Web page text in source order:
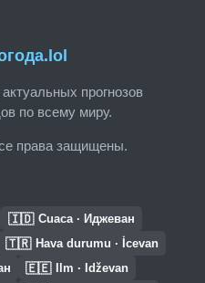
прогнозов
по всему миру.
права защищены.
🇮🇩 Cuaca · Иджеван
🇹🇷 Hava durumu · İcevan
🇪🇪 Ilm · Idževan